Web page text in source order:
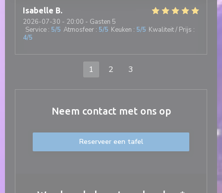
Isabelle B
2026-07-30 - 20:00 - Gasten 5
Service : 5/5 Atmosfeer : 5/5 Keuken : 5/5 Kwaliteit / Prijs :
4/5
1 2 3
Neem contact met ons op
Reserveer een tafel